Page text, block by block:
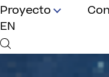
Proyecto
EN